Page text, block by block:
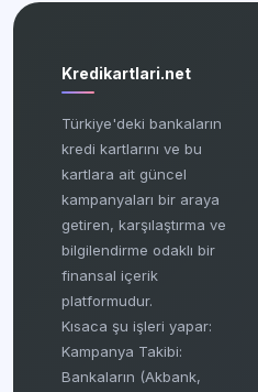
Kredikartlari.net
Türkiye'deki bankaların
kredi kartlarını ve bu
kartlara ait güncel
kampanyaları bir araya
getiren, karşılaştırma ve
bilgilendirme odaklı bir
finansal içerik
platformudur.
Kısaca şu işleri yapar:
Kampanya Takibi:
Bankaların (Akbank,